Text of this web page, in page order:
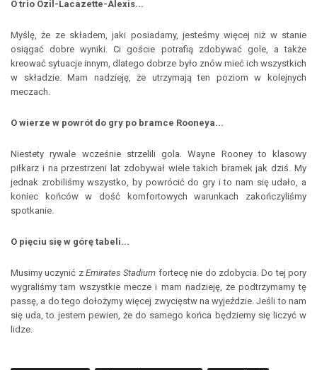
O trio Özil-Lacazette-Alexis...
Myślę, że ze składem, jaki posiadamy, jesteśmy więcej niż w stanie
osiągać dobre wyniki. Ci goście potrafią zdobywać gole, a także
kreować sytuacje innym, dlatego dobrze było znów mieć ich wszystkich
w składzie. Mam nadzieję, że utrzymają ten poziom w kolejnych
meczach.
O wierze w powrót do gry po bramce Rooneya...
Niestety rywale wcześnie strzelili gola. Wayne Rooney to klasowy
piłkarz i na przestrzeni lat zdobywał wiele takich bramek jak dziś. My
jednak zrobiliśmy wszystko, by powrócić do gry i to nam się udało, a
koniec końców w dość komfortowych warunkach zakończyliśmy
spotkanie.
O pięciu się w górę tabeli...
Musimy uczynić zEmirates Stadium fortecę nie do zdobycia. Do tej pory
wygraliśmy tam wszystkie mecze i mam nadzieję, że podtrzymamy tę
passę, a do tego dołożymy więcej zwycięstw na wyjeździe. Jeśli to nam
się uda, to jestem pewien, że do samego końca będziemy się liczyć w
lidze.